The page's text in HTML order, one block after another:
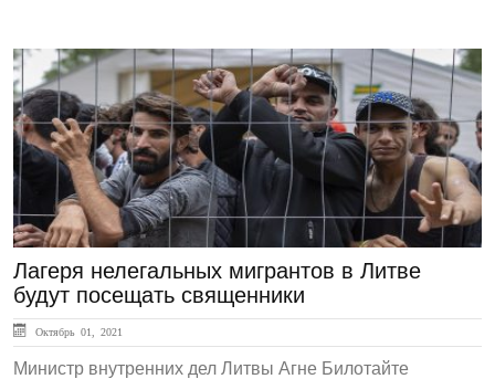
ЛЕНТА НОВОСТЕЙ
Лагеря нелегальных мигрантов в Литве
будут посещать священники
Октябрь 01, 2021
Министр внутренних дел Литвы Агне Билотайте